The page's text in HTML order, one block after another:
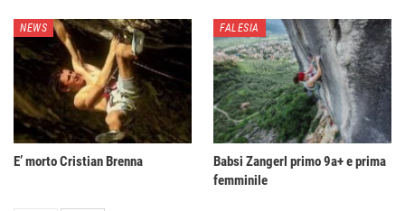
NEWS
E’ morto Cristian Brenna
FALESIA
Babsi Zangerl primo 9a+ e prima
femminile